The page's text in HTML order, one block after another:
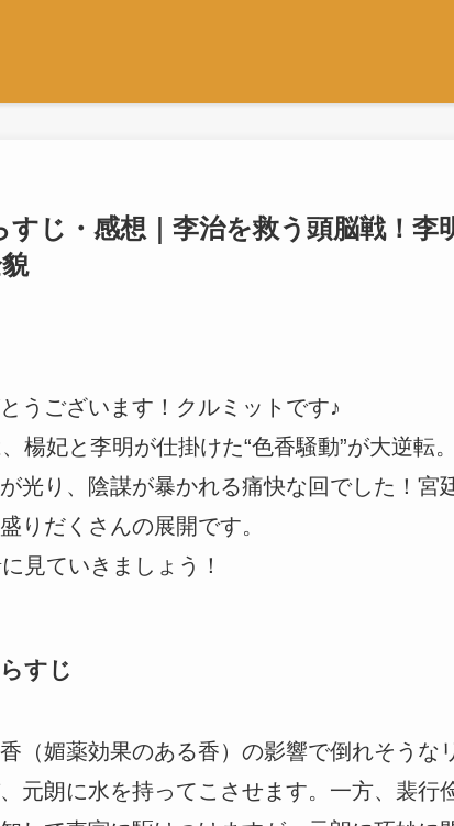
すじ・感想｜李治を救う頭脳戦！李
うございます！クルミットです♪
、楊妃と李明が仕掛けた“色香騒動”が大逆転
光り、陰謀が暴かれる痛快な回でした！宮
だくさんの展開です。
見ていきましょう！
すじ
（媚薬効果のある香）の影響で倒れそうな
元朗に水を持ってこさせます。一方、裴行